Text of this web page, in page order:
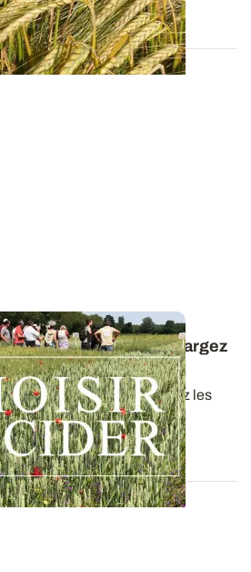
en bio : téléchargez
2025
Choisir & Décider, retrouvez les
réseau...